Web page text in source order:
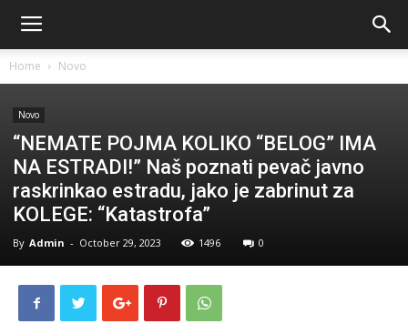
Home Novo
Novo
“NEMATE POJMA KOLIKO “BELOG” IMA
NA ESTRADI!” Naš poznati pevač javno
raskrinkao estradu, jako je zabrinut za
KOLEGE: “Katastrofa”
By Admin - October 29, 2023 1496 0